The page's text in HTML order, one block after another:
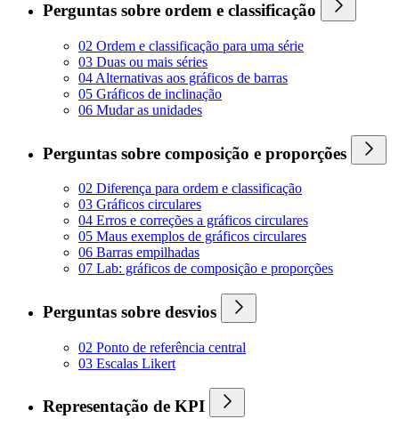
Perguntas sobre ordem e classificação
02 Ordem e classificação para uma série
03 Duas ou mais séries
04 Alternativas aos gráficos de barras
05 Gráficos de inclinação
06 Mudar as unidades
Perguntas sobre composição e proporções
02 Diferença para ordem e classificação
03 Gráficos circulares
04 Erros e correções a gráficos circulares
05 Maus exemplos de gráficos circulares
06 Barras empilhadas
07 Lab: gráficos de composição e proporções
Perguntas sobre desvios
02 Ponto de referência central
03 Escalas Likert
Representação de KPI